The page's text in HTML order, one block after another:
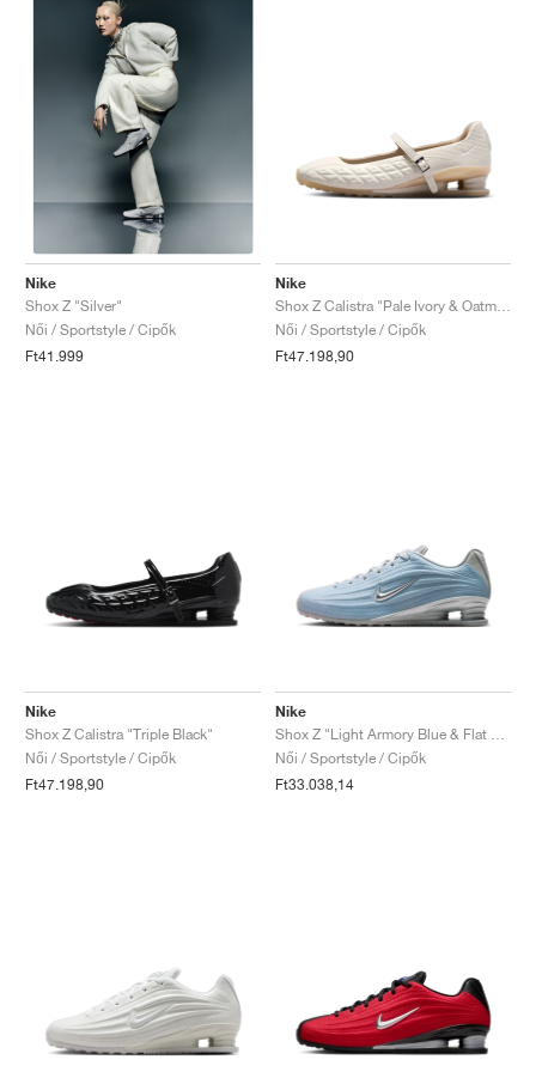
Nike
Shox Z "Silver"
Női / Sportstyle / Cipők
Ft41.999
Nike
Női / Sportstyle / Cipők
Ft47.198,90
Nike
Shox Z Calistra "Triple Black"
Női / Sportstyle / Cipők
Ft47.198,90
Nike
Női / Sportstyle / Cipők
Ft33.038,14